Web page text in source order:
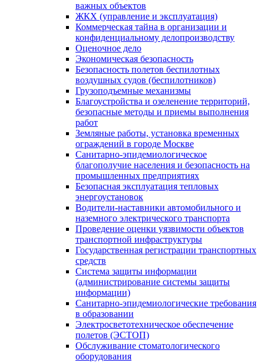
важных объектов
ЖКХ (управление и эксплуатация)
Коммерческая тайна в организации и
конфиденциальному делопроизводству
Оценочное дело
Экономическая безопасность
Безопасность полетов беспилотных
воздушных судов (беспилотников)
Грузоподъемные механизмы
Благоустройства и озеленение территорий,
безопасные методы и приемы выполнения
работ
Земляные работы, установка временных
ограждений в городе Москве
Санитарно-эпидемиологическое
благополучие населения и безопасность на
промышленных предприятиях
Безопасная эксплуатация тепловых
энергоустановок
Водители-наставники автомобильного и
наземного электрического транспорта
Проведение оценки уязвимости объектов
транспортной инфраструктуры
Государственная регистрации транспортных
средств
Система защиты информации
(администрирование системы защиты
информации)
Санитарно-эпидемиологические требования
в образовании
Электросветотехническое обеспечение
полетов (ЭСТОП)
Обслуживание стоматологического
оборудования